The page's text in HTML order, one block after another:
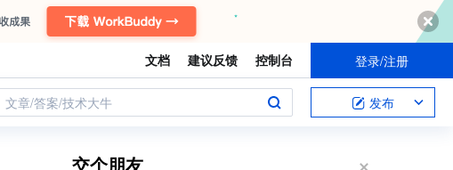
文档 建议反馈 控制台 登录/注册
文章/答案/技术大牛 发布
交个朋友